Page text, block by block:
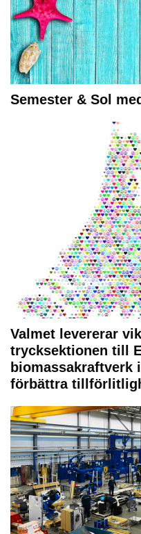
Semester & Sol
Valmet levererar
trycksektionen till
biomassakraftverk
förbättra